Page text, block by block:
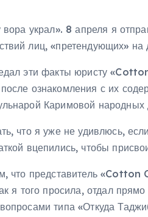
вора украл». 8 апреля я
лиц, «претендующих»
эти факты юристу
ознакомления с их
Каримовой народных
что я уже не удивлюсь,
вцепились, чтобы
что представитель
я того просила, отдал
типа «Откуда